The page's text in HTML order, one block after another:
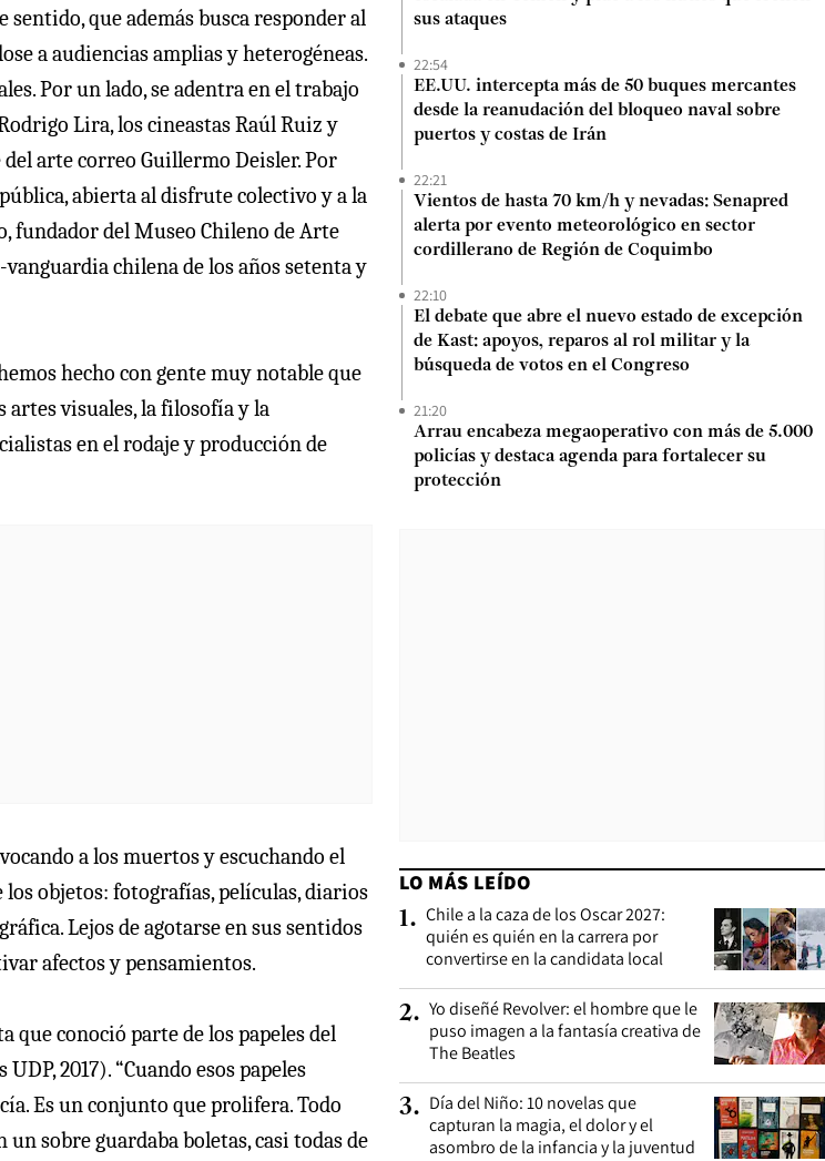
sentido, que además busca responder al
a audiencias amplias y heterogéneas.
Por un lado, se adentra en el trabajo
Lira, los cineastas Raúl Ruiz y
arte correo Guillermo Deisler. Por
abierta al disfrute colectivo y a la
fundador del Museo Chileno de Arte
chilena de los años setenta y
hecho con gente muy notable que
visuales, la filosofía y la
en el rodaje y producción de
a los muertos y escuchando el
objetos: fotografías, películas, diarios
Lejos de agotarse en sus sentidos
afectos y pensamientos.
que conoció parte de los papeles del
2017). “Cuando esos papeles
Es un conjunto que prolifera. Todo
sobre guardaba boletas, casi todas de
sus ataques
22:54
EE.UU. intercepta más de 50 buques mercantes
desde la reanudación del bloqueo naval sobre
puertos y costas de Irán
22:21
Vientos de hasta 70 km/h y nevadas: Senapred
alerta por evento meteorológico en sector
cordillerano de Región de Coquimbo
22:10
El debate que abre el nuevo estado de excepción
de Kast: apoyos, reparos al rol militar y la
búsqueda de votos en el Congreso
21:20
Arrau encabeza megaoperativo con más de 5.000
policías y destaca agenda para fortalecer su
protección
LO MÁS LEÍDO
1. Chile a la caza de los Oscar 2027:
quién es quién en la carrera por
convertirse en la candidata local
2. Yo diseñé Revolver: el hombre que le
puso imagen a la fantasía creativa de
The Beatles
3. Día del Niño: 10 novelas que
capturan la magia, el dolor y el
asombro de la infancia y la juventud